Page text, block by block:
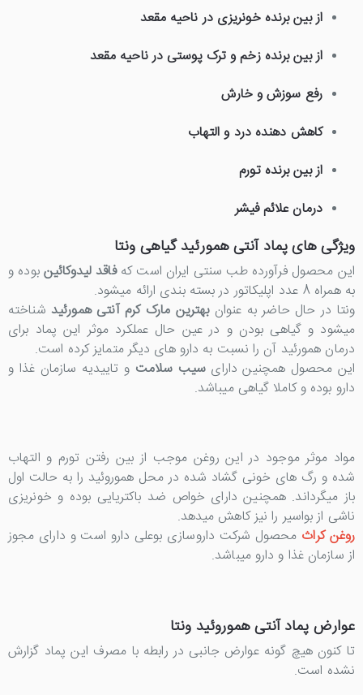
از بین برنده خونریزی در ناحیه مقعد
از بین برنده زخم و ترک پوستی در ناحیه مقعد
رفع سوزش و خارش
کاهش دهنده درد و التهاب
از بین برنده تورم
درمان علائم فیشر
ویژگی های پماد آنتی همورئید گیاهی ونتا
این محصول فرآورده طب سنتی ایران است کهفاقد لیدوکائینبوده و
به همراه 8 عدد اپلیکاتور در بسته بندی ارائه میشود.
ونتا در حال حاضر به عنوانبهترین مارک کرم آنتی همورئیدشناخته
میشود و گیاهی بودن و در عین حال عملکرد موثر این پماد برای
درمان همورئید آن را نسبت به دارو های دیگر متمایز کرده است.
این محصول همچنین دارایسیب سلامت و تاییدیه سازمان غذا و
دارو بوده و کاملا گیاهی میباشد.
مواد موثر موجود در این روغن موجب از بین رفتن تورم و التهاب
شده و رگ های خونی گشاد شده در محل هموروئید را به حالت اول
باز میگرداند. همچنین دارای خواص ضد باکتریایی بوده و خونریزی
ناشی از بواسیر را نیز کاهش میدهد.
روغن کراث محصول شرکت داروسازی بوعلی دارو است و دارای مجوز
از سازمان غذا و دارو میباشد.
عوارض پماد آنتی هموروئید ونتا
تا کنون هیچ گونه عوارض جانبی در رابطه با مصرف این پماد گزارش
نشده است.